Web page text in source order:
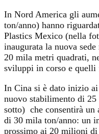
In Nord America gli
ton/anno) hanno
Plastics Mexico (nella
inaugurata la nuova
20 mila metri quadrati,
sviluppi in corso e quelli
In Cina si è dato inizio
nuovo stabilimento di
sotto) che consentirà un
di 30 mila ton/anno: un
prossimo ai 20 milioni